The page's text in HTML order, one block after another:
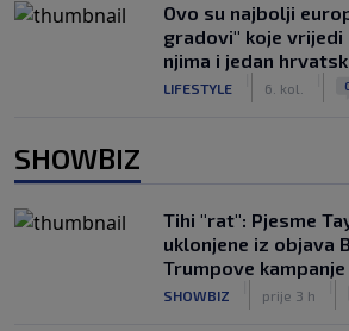
Ovo su najbolji
gradovi" koje
njima i jedan
LIFESTYLE 6. kol.
SHOWBIZ
Tihi "rat": Pjesme
uklonjene iz objava
Trumpove kampanje
SHOWBIZ prije 3 h